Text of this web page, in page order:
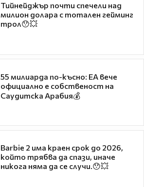
Тийнейджър почти спечели над
милион долара с тотален гейминг
трол😯💥
55 милиарда по-късно: EA вече
официално е собственост на
Саудитска Арабия💰
Barbie 2 има краен срок до 2026,
който трябва да спази, иначе
никога няма да се случи.😯💥